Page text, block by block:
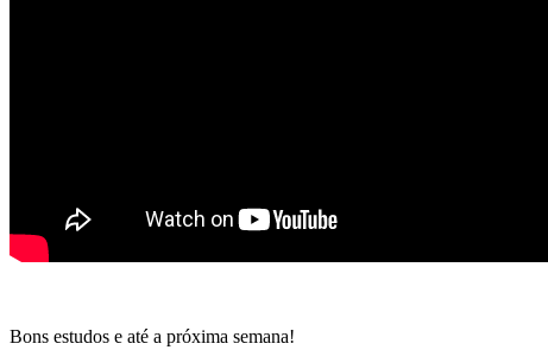
Bons estudos e até a próxima semana!